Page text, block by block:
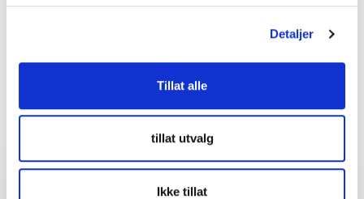
Detaljer
Tillat alle
tillat utvalg
Ikke tillat
Finn den perfekte match til ditt